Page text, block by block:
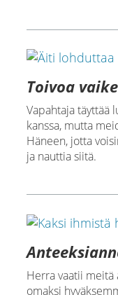
Toivoa
Vapahtaja täyttää
kanssa, mutta
Häneen, jotta
ja nauttia siitä.
Herra vaatii meitä
omaksi